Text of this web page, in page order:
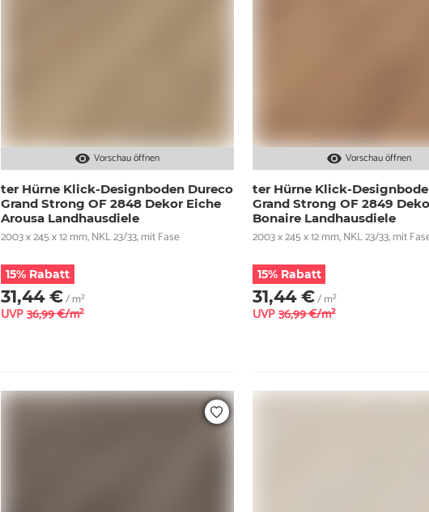
Vorschau öffnen
ter Hürne Klick-Designboden Dureco
Grand Strong OF 2848 Dekor Eiche
Arousa Landhausdiele
2003 x 245 x 12 mm, NKL 23/33, mit Fase
15% Rabatt
31,44 €/ m²
UVP 36,99 €/m²
Vorschau öffnen
ter Hürne Klick-
Grand Strong OF 2849
Bonaire Landhausdiele
2003 x 245 x 12 mm, NKL 23/33, mit
15% Rabatt
31,44 €/ m²
UVP 36,99 €/m²